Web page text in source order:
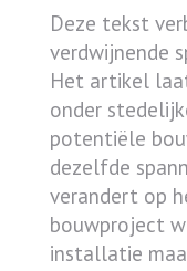
Deze tekst
verdwijnende
Het artikel
onder
potentiële
dezelfde
verandert op
bouwproject
installatie